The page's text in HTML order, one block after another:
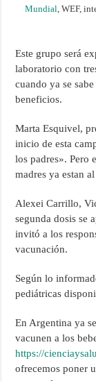
Mundial, WEF,
Este grupo será
laboratorio con
cuando ya se
beneficios.
Marta Esquivel,
inicio de esta
los padres». Pero
madres ya estan
Alexei Carrillo,
segunda dosis se
invitó a los
vacunación.
Según lo
pediátricas
En Argentina ya
vacunen a los
https://
ofrecemos poner